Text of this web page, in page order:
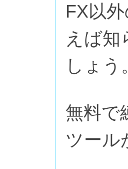
FX以
えば
しょう
無料で
ツール